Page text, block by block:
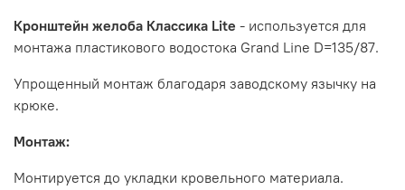
Кронштейн желоба Классика Lite - используется для
монтажа пластикового водостока Grand Line D=135/87.
Упрощенный монтаж благодаря заводскому язычку на
крюке.
Монтаж:
Монтируется до укладки кровельного материала.